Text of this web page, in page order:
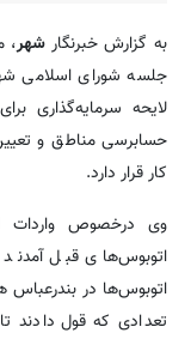
به گزارش خبرنگار شهر،
جلسه شورای اسلامی
لایحه سرمایه‌گذاری
حسابرسی مناطق و
کار قرار دارد.
وی درخصوص واردات
اتوبوس‌های قبل
اتوبوس‌ها در
تعدادی که قول دادند